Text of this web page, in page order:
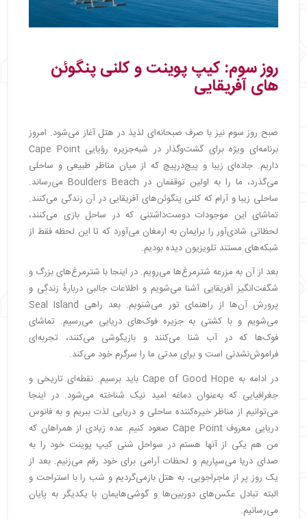
روز سوم: کیپ پوینت و کلنی پنگوئن‌
های آفریقایی
صبح روز سوم نیز با صرف صبحانه‌ای لذیذ در هتل آغاز می‌شود. امروز
برنامه‌ای ویژه برای گشت‌وگذار در شبه‌جزیره رؤیایی Cape Point
داریم. جاده‌ای زیبا و پیچ‌درپیچ که از میان مناظر طبیعی و ساحلی
می‌گذرد، ما را به اولین توقفمان در Boulders Beach می‌رساند.
ساحلی زیبا و آرام که کلنی پنگوئن‌های آفریقایی در آن زندگی می‌کنند.
تماشای این موجودات دوست‌داشتنی که در ساحل بازی می‌کنند،
لحظاتی شادی‌آور را برایمان به ارمغان می‌آورد که تا این لحظه فقط از
شبکه‌های مستند تلویزیون دیده بودیم.
بعد از آن به مزرعه شترمرغ‌ها می‌رویم. در اینجا با شترمرغ‌های بزرگ و
شگفت‌انگیز آفریقایی آشنا می‌شویم و اطلاعات جالبی دربارهٔ زندگی و
پرورش آن‌ها از راهنمای تور می‌شنویم. بعد راهی Seal Island
می‌شویم و با کشتی به جزیره فوک‌های دریایی می‌رسیم. تماشای
فوک‌ها که در آب شنا می‌کنند و بازیگوشی می‌کنند، تجربه‌ای
فراموش‌نشدنی است و برای مدتی ما را سرگرم خود می‌کند.
در ادامه به Cape of Good Hope باید برسیم. نقطه‌ای تاریخی و
جغرافیایی که به‌عنوان دماغه امید نیک شناخته می‌شود. در اینجا
می‌توانیم از مناظر خیره‌کننده ساحلی و دریایی لذت ببریم و به فانوس
دریایی معروف Cape Point صعود کنیم. عده زیادی از همراهان که
من هم یکی از آنها هستم در سواحل شنی کیپ پوینت خود را به
صدای دریا می‌سپاریم و لحظات آرامی برای خود رقم می‌زنیم. بعد از
یک روز پر از ماجراجویی، به هتل بازمی‌گردیم و شب را با استراحت و
البته تبادل عکس‌های دوربین‌ها و گوشی‌هایمان با یکدیگر به پایان
می‌رسانیم.